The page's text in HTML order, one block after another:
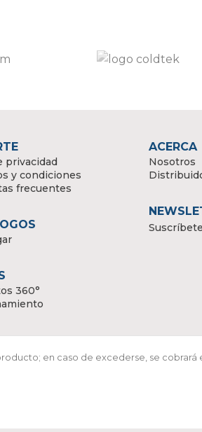
privacidad
y condiciones
frecuentes
360°
ACERCA
Nosotros
en caso de excederse, se cobrará